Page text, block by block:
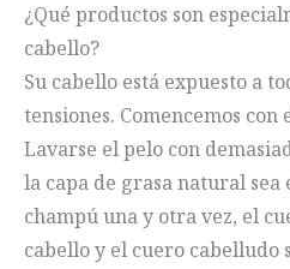
¿Qué productos son
cabello?
Su cabello está expuesto a
tensiones. Comencemos
Lavarse el pelo con
la capa de grasa natural
champú una y otra vez, el
cabello y el cuero cabelludo